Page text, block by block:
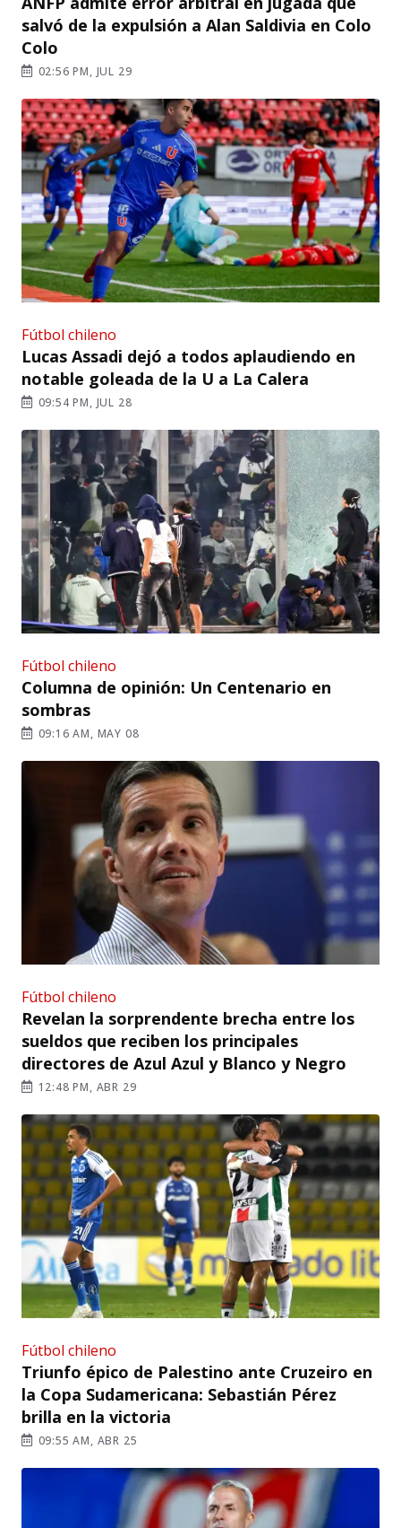
salvó de la expulsión a Alan Saldivia en Colo
Colo
02:56 PM, JUL 29
Fútbol chileno
Lucas Assadi dejó a todos aplaudiendo en
notable goleada de la U a La Calera
09:54 PM, JUL 28
Fútbol chileno
Columna de opinión: Un Centenario en
sombras
09:16 AM, MAY 08
Fútbol chileno
Revelan la sorprendente brecha entre los
sueldos que reciben los principales
directores de Azul Azul y Blanco y Negro
12:48 PM, ABR 29
Fútbol chileno
Triunfo épico de Palestino ante Cruzeiro en
la Copa Sudamericana: Sebastián Pérez
brilla en la victoria
09:55 AM, ABR 25